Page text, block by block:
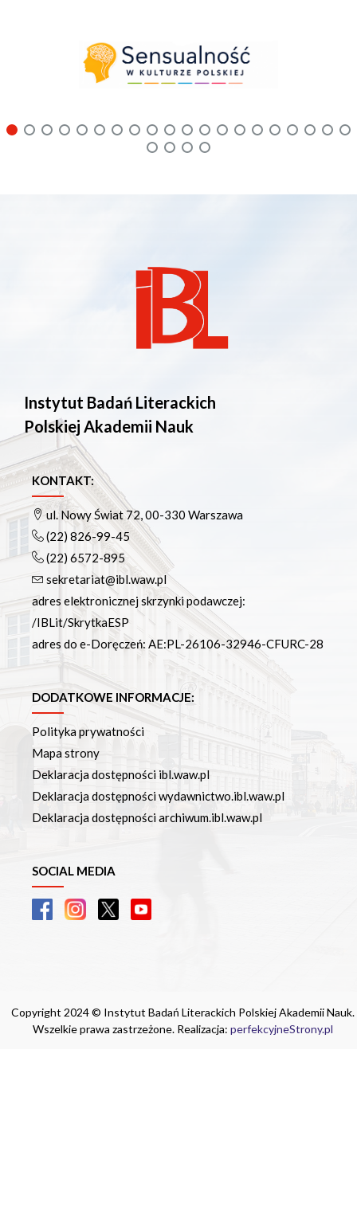
Instytut Badań Literackich
Polskiej Akademii Nauk
KONTAKT:
ul. Nowy Świat 72, 00-330 Warszawa
(22) 826-99-45
(22) 6572-895
sekretariat@ibl.waw.pl
adres elektronicznej skrzynki podawczej:
/IBLit/SkrytkaESP
adres do e-Doręczeń: AE:PL-26106-32946-CFURC-28
DODATKOWE INFORMACJE:
Polityka prywatności
Mapa strony
Deklaracja dostępności ibl.waw.pl
Deklaracja dostępności wydawnictwo.ibl.waw.pl
Deklaracja dostępności archiwum.ibl.waw.pl
SOCIAL MEDIA
Copyright 2024 © Instytut Badań Literackich Polskiej Akademii Nauk.
Wszelkie prawa zastrzeżone. Realizacja: perfekcyjneStrony.pl